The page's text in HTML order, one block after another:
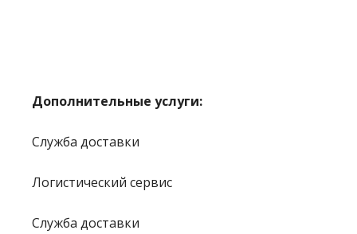
Дополнительные услуги:
Служба доставки
Логистический сервис
Служба доставки